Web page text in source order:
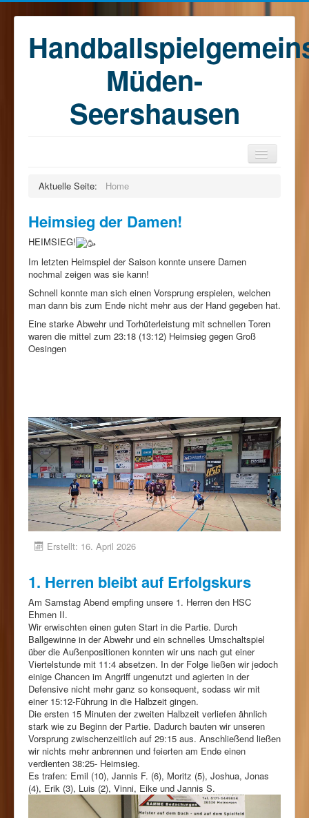
Müden-
Seershausen
Training
Kontakt
Förderkreis
Sponsoren
Aktuelle Seite: Home
Heimsieg der Damen!
HEIMSIEG!
Im letzten Heimspiel der Saison konnte unsere Damen
nochmal zeigen was sie kann!
Schnell konnte man sich einen Vorsprung erspielen, welchen
man dann bis zum Ende nicht mehr aus der Hand gegeben hat.
Eine starke Abwehr und Torhüterleistung mit schnellen Toren
waren die mittel zum 23:18 (13:12) Heimsieg gegen Groß
Oesingen
Erstellt: 16. April 2026
1. Herren bleibt auf Erfolgskurs
Am Samstag Abend empfing unsere 1. Herren den HSC
Ehmen II.
Wir erwischten einen guten Start in die Partie. Durch
Ballgewinne in der Abwehr und ein schnelles Umschaltspiel
über die Außenpositionen konnten wir uns nach gut einer
Viertelstunde mit 11:4 absetzen. In der Folge ließen wir jedoch
einige Chancen im Angriff ungenutzt und agierten in der
Defensive nicht mehr ganz so konsequent, sodass wir mit
einer 15:12-Führung in die Halbzeit gingen.
Die ersten 15 Minuten der zweiten Halbzeit verliefen ähnlich
stark wie zu Beginn der Partie. Dadurch bauten wir unseren
Vorsprung zwischenzeitlich auf 29:15 aus. Anschließend ließen
wir nichts mehr anbrennen und feierten am Ende einen
verdienten 38:25- Heimsieg.
Es trafen: Emil (10), Jannis F. (6), Moritz (5), Joshua, Jonas
(4), Erik (3), Luis (2), Vinni, Eike und Jannis S.